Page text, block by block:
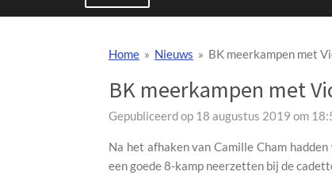
Home » Nieuws » BK meerkampen met
BK meerkampen met
Gepubliceerd op 18 augustus 2019 om
Na het afhaken van Camille Cham
een goede 8-kamp neerzetten bij de